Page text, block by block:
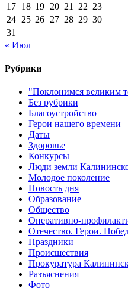
17 18 19 20 21 22 23
24 25 26 27 28 29 30
31
« Июл
Рубрики
"Поклонимся великим
Без рубрики
Благоустройство
Герои нашего времени
Даты
Здоровье
Конкурсы
Люди земли
Молодое поколение
Новость дня
Образование
Общество
Оперативно-
Отечество. Герои.
Праздники
Происшествия
Прокуратура
Разъяснения
Фото